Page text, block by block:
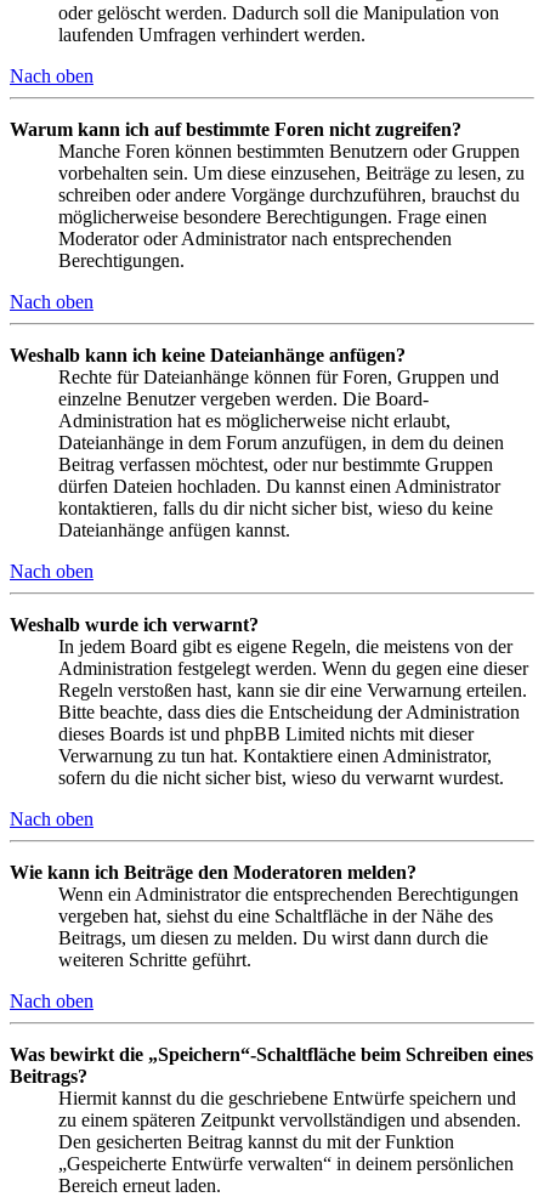
oder gelöscht werden. Dadurch soll die Manipulation von
laufenden Umfragen verhindert werden.
Nach oben
Warum kann ich auf bestimmte Foren nicht zugreifen?
Manche Foren können bestimmten Benutzern oder Gruppen
vorbehalten sein. Um diese einzusehen, Beiträge zu lesen, zu
schreiben oder andere Vorgänge durchzuführen, brauchst du
möglicherweise besondere Berechtigungen. Frage einen
Moderator oder Administrator nach entsprechenden
Berechtigungen.
Nach oben
Weshalb kann ich keine Dateianhänge anfügen?
Rechte für Dateianhänge können für Foren, Gruppen und
einzelne Benutzer vergeben werden. Die Board-
Administration hat es möglicherweise nicht erlaubt,
Dateianhänge in dem Forum anzufügen, in dem du deinen
Beitrag verfassen möchtest, oder nur bestimmte Gruppen
dürfen Dateien hochladen. Du kannst einen Administrator
kontaktieren, falls du dir nicht sicher bist, wieso du keine
Dateianhänge anfügen kannst.
Nach oben
Weshalb wurde ich verwarnt?
In jedem Board gibt es eigene Regeln, die meistens von der
Administration festgelegt werden. Wenn du gegen eine dieser
Regeln verstoßen hast, kann sie dir eine Verwarnung erteilen.
Bitte beachte, dass dies die Entscheidung der Administration
dieses Boards ist und phpBB Limited nichts mit dieser
Verwarnung zu tun hat. Kontaktiere einen Administrator,
sofern du die nicht sicher bist, wieso du verwarnt wurdest.
Nach oben
Wie kann ich Beiträge den Moderatoren melden?
Wenn ein Administrator die entsprechenden Berechtigungen
vergeben hat, siehst du eine Schaltfläche in der Nähe des
Beitrags, um diesen zu melden. Du wirst dann durch die
weiteren Schritte geführt.
Nach oben
Was bewirkt die „Speichern“-Schaltfläche beim Schreiben eines
Beitrags?
Hiermit kannst du die geschriebene Entwürfe speichern und
zu einem späteren Zeitpunkt vervollständigen und absenden.
Den gesicherten Beitrag kannst du mit der Funktion
„Gespeicherte Entwürfe verwalten“ in deinem persönlichen
Bereich erneut laden.